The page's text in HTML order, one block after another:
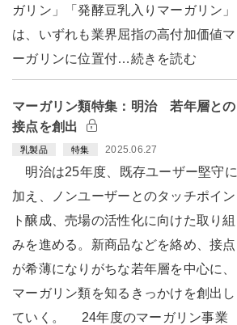
ガリン」「発酵豆乳入りマーガリン」
は、いずれも業界屈指の高付加価値マ
ーガリンに位置付…続きを読む
マーガリン類特集：明治 若年層との
接点を創出
乳製品 特集 2025.06.27
明治は25年度、既存ユーザー堅守に
加え、ノンユーザーとのタッチポイン
ト醸成、売場の活性化に向けた取り組
みを進める。新商品などを絡め、接点
が希薄になりがちな若年層を中心に、
マーガリン類を知るきっかけを創出し
ていく。 24年度のマーガリン事業